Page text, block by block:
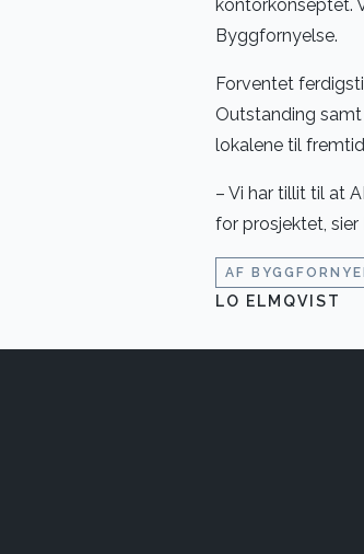
kontorkonseptet.
Byggfornyelse.
Forventet
Outstanding
lokalene til
– Vi har tillit til at
for prosjektet, sier
AF
LO ELMQVIST